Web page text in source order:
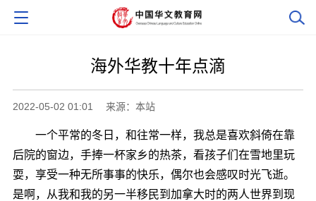
海外华教十年点滴
2022-05-02 01:01 来源：本站
一个平常的冬日，和往常一样，我总是喜欢斜倚在靠
后院的窗边，手捧一杯家乡的热茶，看孩子们在雪地里玩
耍，享受一种无所事事的快乐，偶尔也会感叹时光飞逝。
是啊，从我和我的另一半移民到加拿大时的两人世界到现